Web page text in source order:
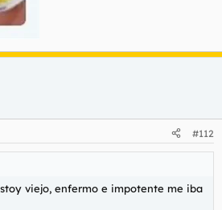
#112
viejo, enfermo e impotente me iba